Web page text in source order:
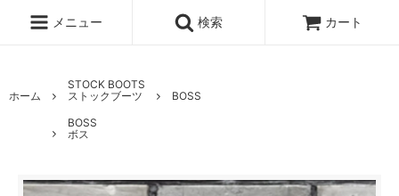
メニュー 検索 カート
ホーム
STOCK BOOTS
ストックブーツ
BOSS
BOSS
ボス